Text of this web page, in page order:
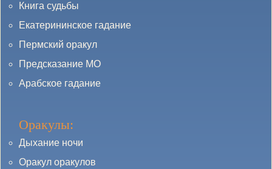
Книга судьбы
Екатерининское гадание
Пермский оракул
Предсказание МО
Арабское гадание
Оракулы:
Дыхание ночи
Оракул оракулов